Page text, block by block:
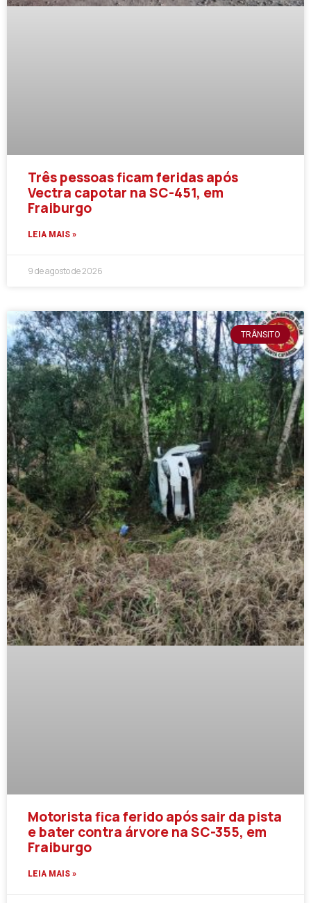
Três pessoas ficam feridas após
Vectra capotar na SC-451, em
Fraiburgo
LEIA MAIS »
9 de agosto de 2026
TRÂNSITO
Motorista fica ferido após sair da pista
e bater contra árvore na SC-355, em
Fraiburgo
LEIA MAIS »